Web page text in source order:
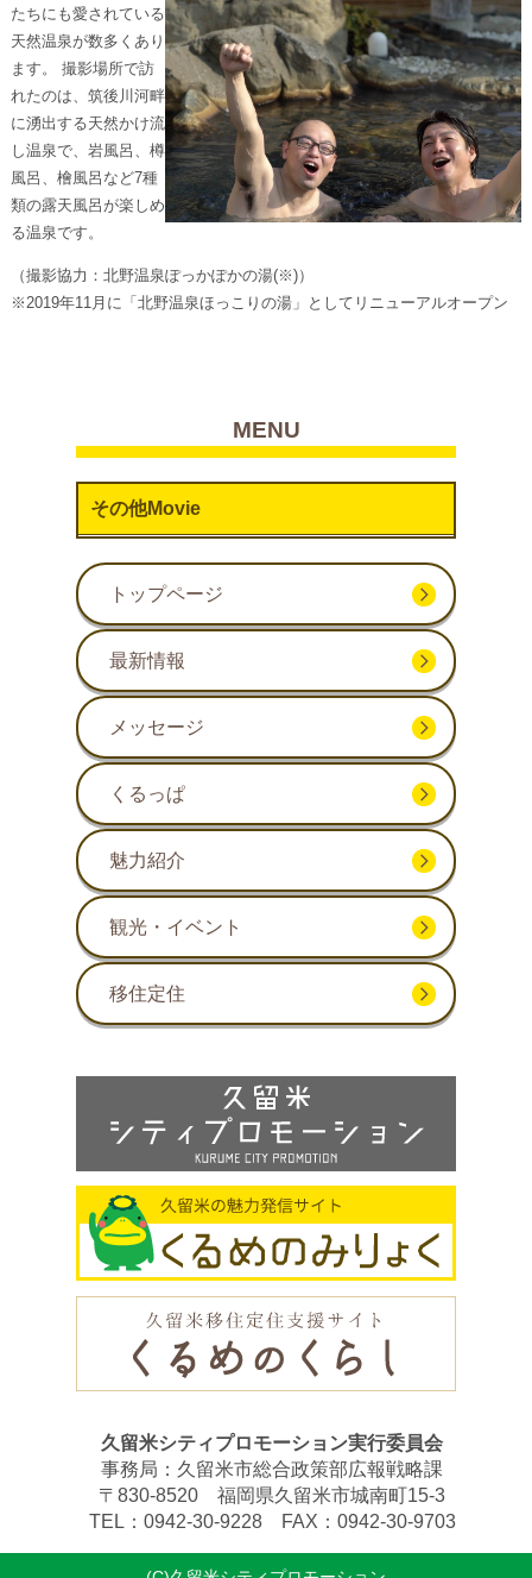
たちにも愛されている
天然温泉が数多くあり
ます。 撮影場所で訪
れたのは、筑後川河畔
に湧出する天然かけ流
し温泉で、岩風呂、樽
風呂、檜風呂など7種
類の露天風呂が楽しめ
る温泉です。
（撮影協力：北野温泉ぽっかぽかの湯(※)）
※2019年11月に「北野温泉ほっこりの湯」としてリニューアルオープン
MENU
その他Movie
トップページ
最新情報
メッセージ
くるっぱ
魅力紹介
観光・イベント
移住定住
久留米シティプロモーション実行委員会
事務局：久留米市総合政策部広報戦略課
〒830-8520 福岡県久留米市城南町15-3
TEL：0942-30-9228 FAX：0942-30-9703